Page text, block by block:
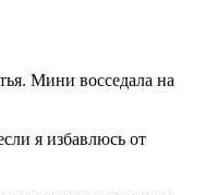
Мини восседала на
я избавлюсь от